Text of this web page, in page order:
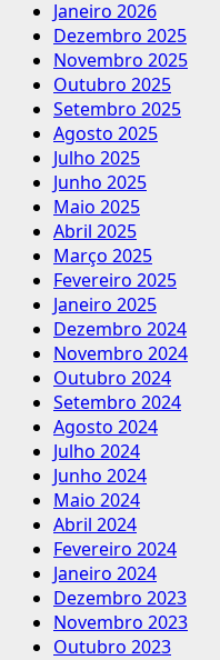
Janeiro 2026
Dezembro 2025
Novembro 2025
Outubro 2025
Setembro 2025
Agosto 2025
Julho 2025
Junho 2025
Maio 2025
Abril 2025
Março 2025
Fevereiro 2025
Janeiro 2025
Dezembro 2024
Novembro 2024
Outubro 2024
Setembro 2024
Agosto 2024
Julho 2024
Junho 2024
Maio 2024
Abril 2024
Fevereiro 2024
Janeiro 2024
Dezembro 2023
Novembro 2023
Outubro 2023